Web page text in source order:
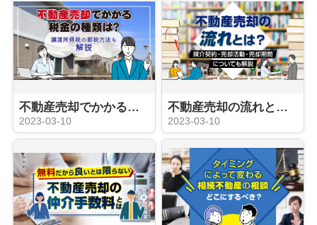
不動産売却でかかる税金の種類は？譲渡所得税の節税方法も解説
2023-03-10
不動産売却の流れとは？媒介契約・売却活動・売却期間についても解説
2023-03-10